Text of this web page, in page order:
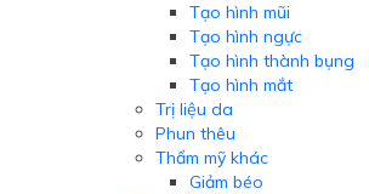
Tạo hình mũi
Tạo hình ngực
Tạo hình thành bụng
Tạo hình mắt
Trị liệu da
Phun thêu
Thẩm mỹ khác
Giảm béo